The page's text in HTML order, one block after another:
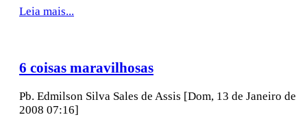
Leia mais...
6 coisas maravilhosas
Pb. Edmilson Silva Sales de Assis [Dom, 13 de Janeiro de
2008 07:16]